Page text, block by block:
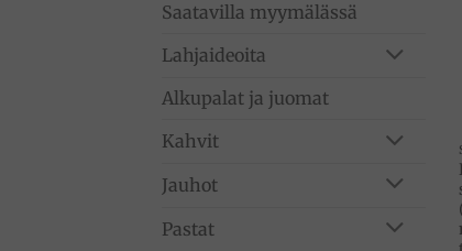
Saatavilla myymälässä
Lahjaideoita
Alkupalat ja juomat
Kahvit
Jauhot
Pastat